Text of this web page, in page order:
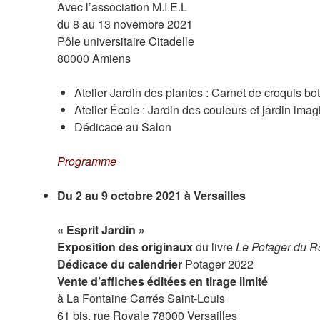
Avec l’association M.I.E.L
du 8 au 13 novembre 2021
Pôle universitaire Citadelle
80000 Amiens
Atelier Jardin des plantes : Carnet de croquis
Atelier École : Jardin des couleurs et jardin
Dédicace au Salon
Programme
Du 2 au 9 octobre 2021 à Versailles
« Esprit Jardin »
Exposition des originauxdu livreLe Potager du
Dédicace du calendrier Potager 2022
Vente d’affiches éditées en tirage limité
à La Fontaine Carrés Saint-Louis
61 bis, rue Royale 78000 Versailles